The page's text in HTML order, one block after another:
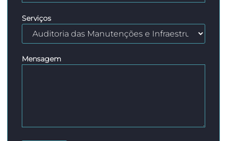
Serviços
Mensagem